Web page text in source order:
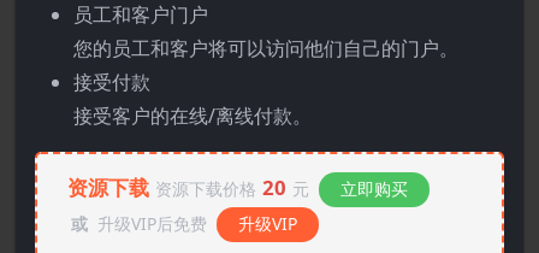
员工和客户门户
您的员工和客户将可以访问他们自己的门户。
接受付款
接受客户的在线/离线付款。
资源下载 资源下载价格 20 元
立即购买
或 升级VIP后免费 升级VIP